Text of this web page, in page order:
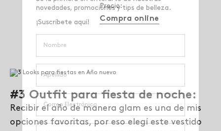
Precio:
Compra online
#3 Outfit para fiesta de noche:
Recibir el año de manera glam es una de mis
opciones favoritas, por eso elegí este vestido